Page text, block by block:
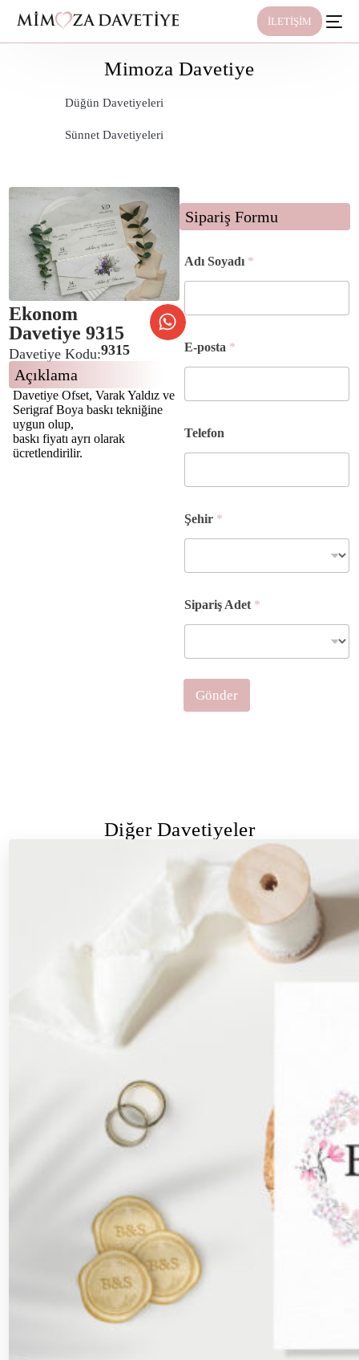
İLETİŞİM
Mimoza Davetiye
Düğün Davetiyeleri
Sünnet Davetiyeleri
Ekonom
Davetiye 9315
Davetiye Kodu:9315
Açıklama
Davetiye Ofset, Varak Yaldız ve
Serigraf Boya baskı tekniğine
uygun olup,
baskı fiyatı ayrı olarak
ücretlendirilir.
Sipariş Formu
Adı Soyadı *
E-posta *
e
l
n
S
i
a
i
i
Telefon
Şehir *
Sipariş Adet *
Gönder
Diğer Davetiyeler